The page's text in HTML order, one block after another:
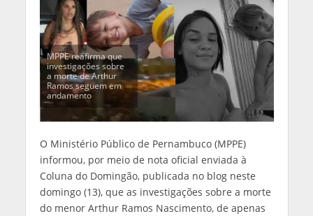
MPPE reafirma que
investigações sobre
a morte de Arthur
Ramos seguem em
andamento
O Ministério Público de Pernambuco (MPPE)
informou, por meio de nota oficial enviada à
Coluna do Domingão, publicada no blog neste
domingo (13), que as investigações sobre a morte
do menor Arthur Ramos Nascimento, de apenas